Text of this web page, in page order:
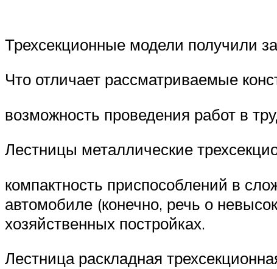
Трехсекционные модели получили
Что отличает рассматриваемые
возможность проведения работ в
Лестницы металлические
компактность приспособлений в
автомобиле (конечно, речь о
хозяйственных постройках.
Лестница раскладная